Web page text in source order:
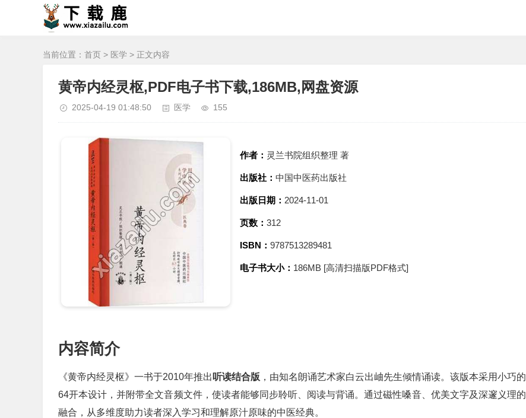
当前位置： 首页 > 医学 > 正文内容
黄帝内经灵枢,PDF电子书下载,186MB,网盘资源
2025-04-19 01:48:50 医学 155
作者： 灵兰书院组织整理 著
出版社： 中国中医药出版社
出版日期： 2024-11-01
页数： 312
ISBN： 9787513289481
电子书大小： 186MB [高清扫描版PDF格式]
内容简介
《黄帝内经灵枢》一书于2010年推出 听读结合版 ，由知名朗诵艺术家白云出岫先生倾情诵读。该版本采用小巧的
64开本设计，并附带全文音频文件，使读者能够同步聆听、阅读与背诵。通过磁性嗓音、优美文字及深邃义理的
融合，从多维度助力读者深入学习和理解原汁原味的中医经典。